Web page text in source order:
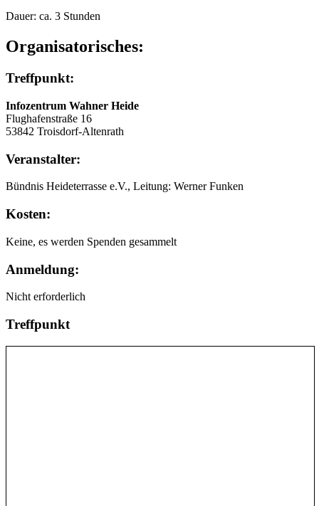
Dauer: ca. 3 Stunden
Organisatorisches:
Treffpunkt:
Infozentrum Wahner Heide
Flughafenstraße 16
53842 Troisdorf-Altenrath
Veranstalter:
Bündnis Heideterrasse e.V., Leitung: Werner Funken
Kosten:
Keine, es werden Spenden gesammelt
Anmeldung:
Nicht erforderlich
Treffpunkt